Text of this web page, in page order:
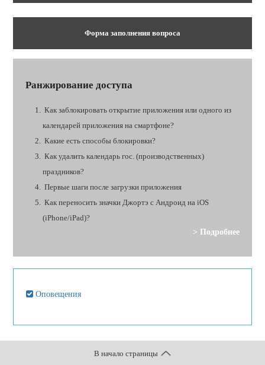
Форма заполнения вопроса
Ранжирование доступа
Как заблокировать открытие приложения или одного из
календарей приложения на смартфоне?
Какие есть способы блокировки?
Как удалить календарь гос. (производственных)
праздников?
Первые шаги после загрузки приложения
Как переносить значки Джортэ с Андроид на iOS
(iPhone/iPad)?
> Подробнее
Оповещения
В начало страницы